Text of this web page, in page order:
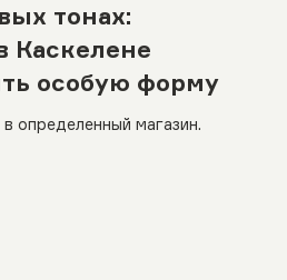
тонах:
Каскелене
особую форму
определенный магазин.